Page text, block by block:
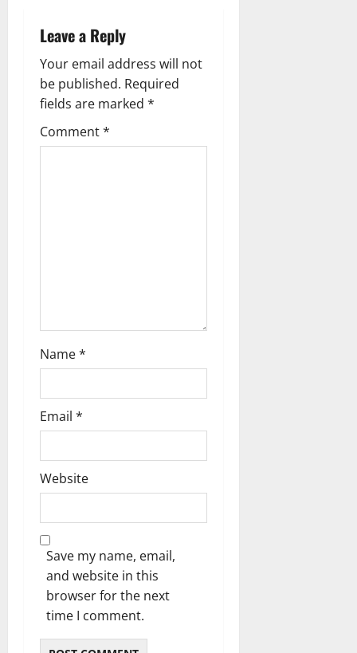
i
g
a
t
Leave a Reply
Your email address will not
be published. Required
fields are marked *
Comment*
Name*
Email *
Website
Save my name, email,
and website in this
browser for the next
time I comment.